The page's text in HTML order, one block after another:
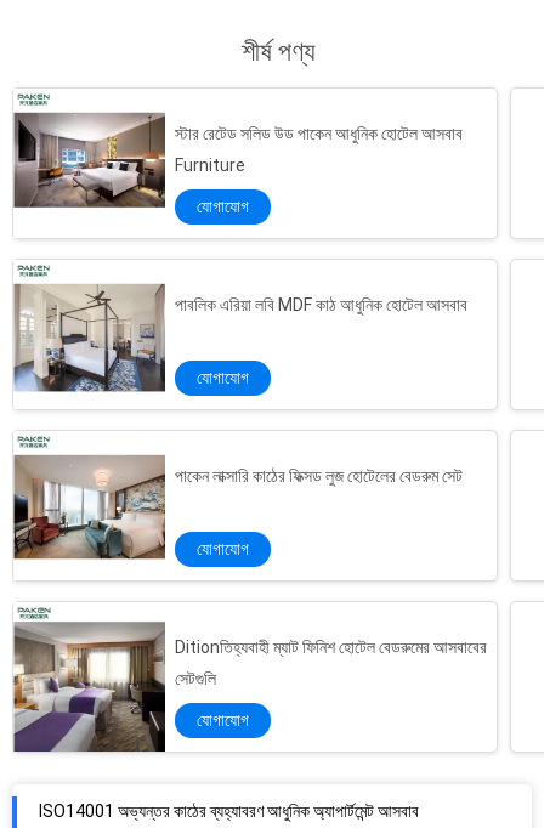
শীর্ষ পণ্য
স্টার রেটেড সলিড উড পাকেন আধুনিক হোটেল আসবাব
Furniture
যোগাযোগ
পাবলিক এরিয়া লবি MDF কাঠ আধুনিক হোটেল আসবাব
যোগাযোগ
পাকেন লাক্সারি কাঠের ফিক্সড লুজ হোটেলের বেডরুম সেট
যোগাযোগ
Ditionতিহ্যবাহী ম্যাট ফিনিশ হোটেল বেডরুমের আসবাবের
সেটগুলি
যোগাযোগ
ISO14001 অভ্যন্তর কাঠের ব্যহ্যাবরণ আধুনিক অ্যাপার্টমেন্ট আসবাব